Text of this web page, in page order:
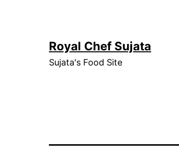
Royal Chef Sujata
Sujata's Food Site